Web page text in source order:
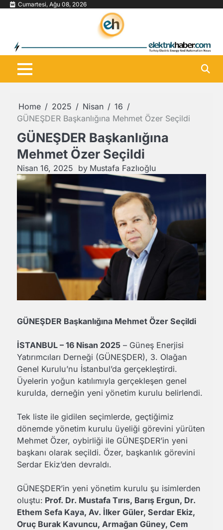
Skip Cumartesi, Ağu 08, 2026
Home 2025 Nisan
16
GÜNEŞDER Başkanlığına Mehmet Özer Seçildi
GÜNEŞDER Başkanlığına
Mehmet Özer Seçildi
Nisan 16, 2025 by Mustafa Fazlıoğlu
GÜNEŞDER Başkanlığına Mehmet Özer Seçildi
İSTANBUL – 16 Nisan 2025 – Güneş Enerjisi
Yatırımcıları Derneği (GÜNEŞDER), 3. Olağan
Genel Kurulu’nu İstanbul’da gerçekleştirdi.
Üyelerin yoğun katılımıyla gerçekleşen genel
kurulda, derneğin yeni yönetim kurulu belirlendi.
Tek liste ile gidilen seçimlerde, geçtiğimiz
dönemde yönetim kurulu üyeliği görevini yürüten
Mehmet Özer, oybirliği ile GÜNEŞDER’in yeni
başkanı olarak seçildi. Özer, başkanlık görevini
Serdar Ekiz’den devraldı.
GÜNEŞDER’in yeni yönetim kurulu şu isimlerden
oluştu: Prof. Dr. Mustafa Tırıs, Barış Ergun, Dr.
Ethem Sefa Kaya, Av. İlker Güler, Serdar Ekiz,
Oruç Burak Kavuncu, Armağan Güney, Cem